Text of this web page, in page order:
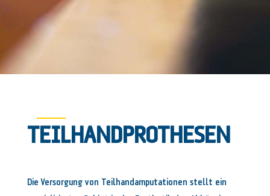
TEILHANDPROTHESEN
Die Versorgung von Teilhandamputationen stellt ein